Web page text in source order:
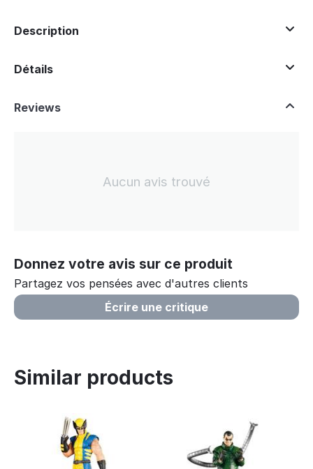
Description
Détails
Reviews
Aucun avis trouvé
Donnez votre avis sur ce produit
Partagez vos pensées avec d'autres clients
Écrire une critique
Similar products